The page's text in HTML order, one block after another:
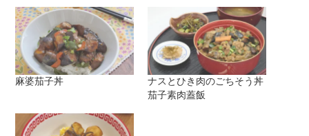
麻婆茄子丼
ナスとひき肉のごちそう丼
茄子素肉蓋飯